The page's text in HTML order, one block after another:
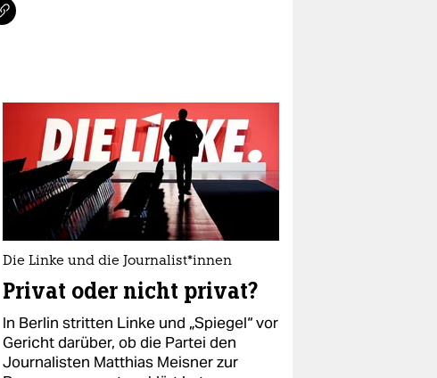
Die Linke und die Journalist*innen
Privat oder nicht privat?
In Berlin stritten Linke und „Spiegel“ vor
Gericht darüber, ob die Partei den
Journalisten Matthias Meisner zur